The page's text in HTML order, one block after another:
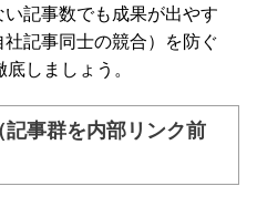
記事数でも成果が出やす
記事同士の競合）を防ぐ
しましょう。
事群を内部リンク前